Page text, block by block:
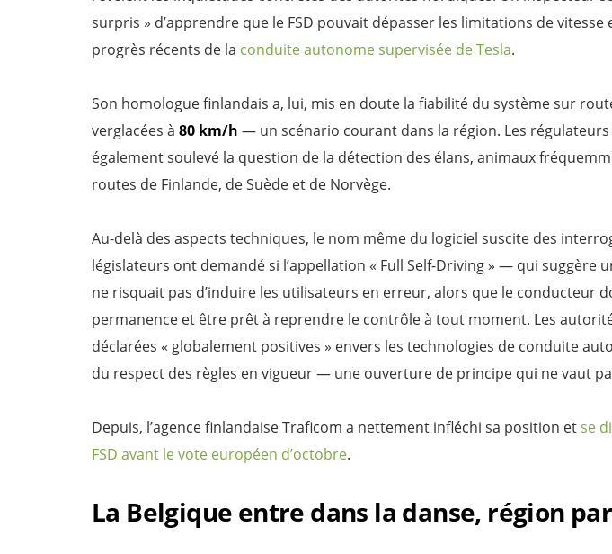
surpris » d’apprendre que le FSD pouvait dépasser les limitations de vitesse
progrès récents de la conduite autonome supervisée de Tesla.
Son homologue finlandais a, lui, mis en doute la fiabilité du système sur
verglacées à 80 km/h — un scénario courant dans la région. Les
également soulevé la question de la détection des élans, animaux
routes de Finlande, de Suède et de Norvège.
Au-delà des aspects techniques, le nom même du logiciel suscite des
législateurs ont demandé si l’appellation « Full Self-Driving » — qui
ne risquait pas d’induire les utilisateurs en erreur, alors que le conducteur
permanence et être prêt à reprendre le contrôle à tout moment. Les
déclarées « globalement positives » envers les technologies de conduite
du respect des règles en vigueur — une ouverture de principe qui ne vaut
Depuis, l’agence finlandaise Traficom a nettement infléchi sa position etse
FSD avant le vote européen d’octobre.
La Belgique entre dans la danse, région